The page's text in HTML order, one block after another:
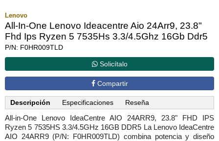
Lenovo
All-In-One Lenovo Ideacentre Aio 24Arr9, 23.8"
Fhd Ips Ryzen 5 7535Hs 3.3/4.5Ghz 16Gb Ddr5
P/N: F0HR009TLD
Solicítalo
Compartir
Descripción Especificaciones Reseña
All-in-One Lenovo IdeaCentre AIO 24ARR9, 23.8" FHD IPS
Ryzen 5 7535HS 3.3/4.5GHz 16GB DDR5 La Lenovo IdeaCentre
AIO 24ARR9 (P/N: F0HR009TLD) combina potencia y diseño